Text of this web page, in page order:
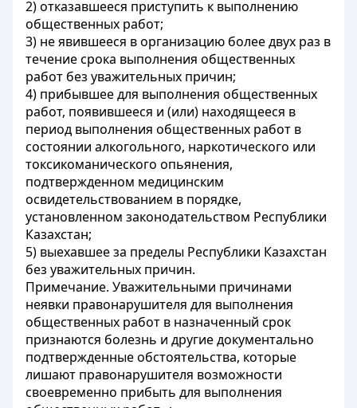
2) отказавшееся приступить к выполнению
общественных работ;
3) не явившееся в организацию более двух раз в
течение срока выполнения общественных
работ без уважительных причин;
4) прибывшее для выполнения общественных
работ, появившееся и (или) находящееся в
период выполнения общественных работ в
состоянии алкогольного, наркотического или
токсикоманического опьянения,
подтвержденном медицинским
освидетельствованием в порядке,
установленном законодательством Республики
Казахстан;
5) выехавшее за пределы Республики Казахстан
без уважительных причин.
Примечание. Уважительными причинами
неявки правонарушителя для выполнения
общественных работ в назначенный срок
признаются болезнь и другие документально
подтвержденные обстоятельства, которые
лишают правонарушителя возможности
своевременно прибыть для выполнения